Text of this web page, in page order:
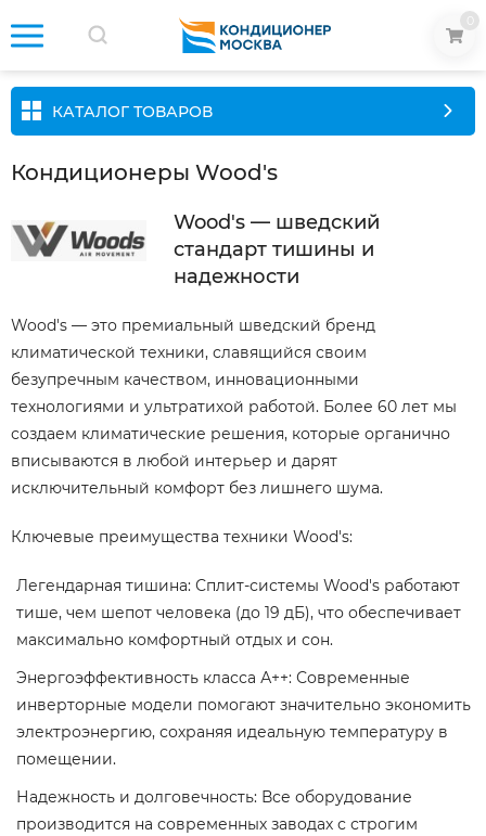
КАТАЛОГ ТОВАРОВ
Кондиционеры Wood's
Wood's — шведский
стандарт тишины и
надежности
Wood's — это премиальный шведский бренд
климатической техники, славящийся своим
безупречным качеством, инновационными
технологиями и ультратихой работой. Более 60 лет мы
создаем климатические решения, которые органично
вписываются в любой интерьер и дарят
исключительный комфорт без лишнего шума.
Ключевые преимущества техники Wood's:
Легендарная тишина: Сплит-системы Wood's работают
тише, чем шепот человека (до 19 дБ), что обеспечивает
максимально комфортный отдых и сон.
Энергоэффективность класса А++: Современные
инверторные модели помогают значительно экономить
электроэнергию, сохраняя идеальную температуру в
помещении.
Надежность и долговечность: Все оборудование
производится на современных заводах с строгим